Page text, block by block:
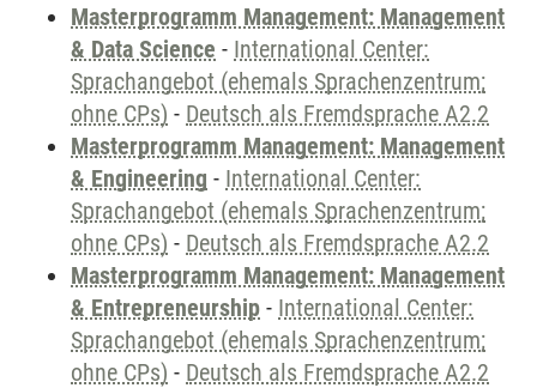
Masterprogramm Management: Management
& Data Science - International Center:
Sprachangebot (ehemals Sprachenzentrum;
ohne CPs) - Deutsch als Fremdsprache A2.2
Masterprogramm Management: Management
& Engineering - International Center:
Sprachangebot (ehemals Sprachenzentrum;
ohne CPs) - Deutsch als Fremdsprache A2.2
Masterprogramm Management: Management
& Entrepreneurship - International Center:
Sprachangebot (ehemals Sprachenzentrum;
ohne CPs) - Deutsch als Fremdsprache A2.2